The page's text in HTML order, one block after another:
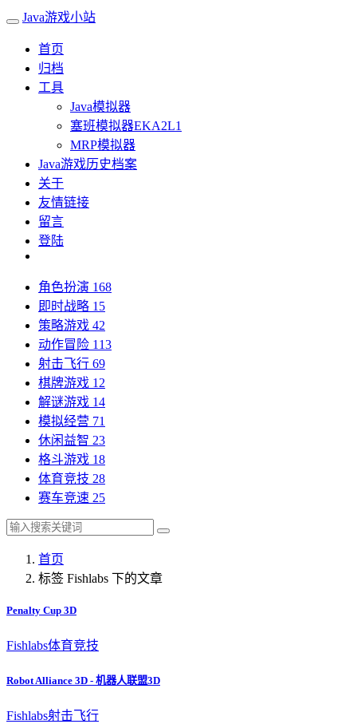
Java游戏小站
首页
归档
工具
Java模拟器
塞班模拟器EKA2L1
MRP模拟器
Java游戏历史档案
关于
友情链接
留言
登陆
角色扮演 168
即时战略 15
策略游戏 42
动作冒险 113
射击飞行 69
棋牌游戏 12
解谜游戏 14
模拟经营 71
休闲益智 23
格斗游戏 18
体育竞技 28
赛车竞速 25
首页
标签 Fishlabs 下的文章
Penalty Cup 3D
Fishlabs体育竞技
Robot Alliance 3D - 机器人联盟3D
Fishlabs射击飞行